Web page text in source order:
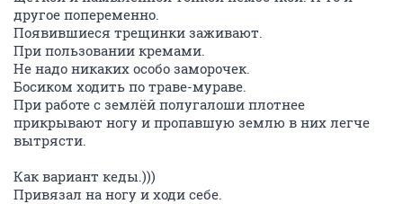
другое попеременно.
Появившиеся трещинки заживают.
При пользовании кремами.
Не надо никаких особо заморочек.
Босиком ходить по траве-мураве.
При работе с землёй полугалоши плотнее
прикрывают ногу и пропавшую землю в них легче
вытрясти.
Как вариант кеды.)))
Привязал на ногу и ходи себе.